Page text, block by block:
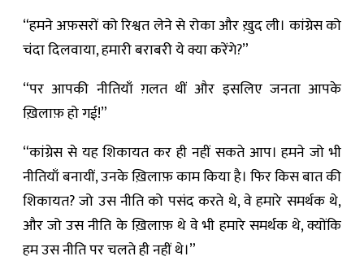
“हमने अफ़सरों को रिश्वत लेने से रोका और ख़ुद ली। कांग्रेस को
चंदा दिलवाया, हमारी बराबरी ये क्या करेंगे?”
“पर आपकी नीतियाँ ग़लत थीं और इसलिए जनता आपके
ख़िलाफ़ हो गई!”
“कांग्रेस से यह शिकायत कर ही नहीं सकते आप। हमने जो भी
नीतियाँ बनायीं, उनके ख़िलाफ़ काम किया है। फिर किस बात की
शिकायत? जो उस नीति को पसंद करते थे, वे हमारे समर्थक थे,
और जो उस नीति के ख़िलाफ़ थे वे भी हमारे समर्थक थे, क्योंकि
हम उस नीति पर चलते ही नहीं थे।”